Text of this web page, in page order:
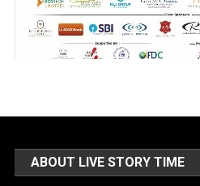
ABOUT LIVE STORY TIME